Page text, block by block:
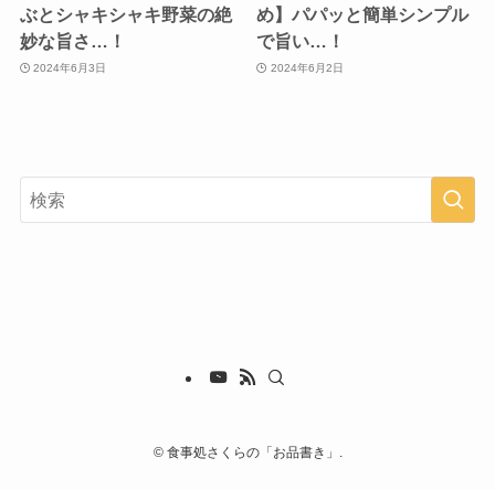
ぶとシャキシャキ野菜の絶
妙な旨さ…！
2024年6月3日
め】パパッと簡単シンプル
で旨い…！
2024年6月2日
©食事処さくらの「お品書き」.